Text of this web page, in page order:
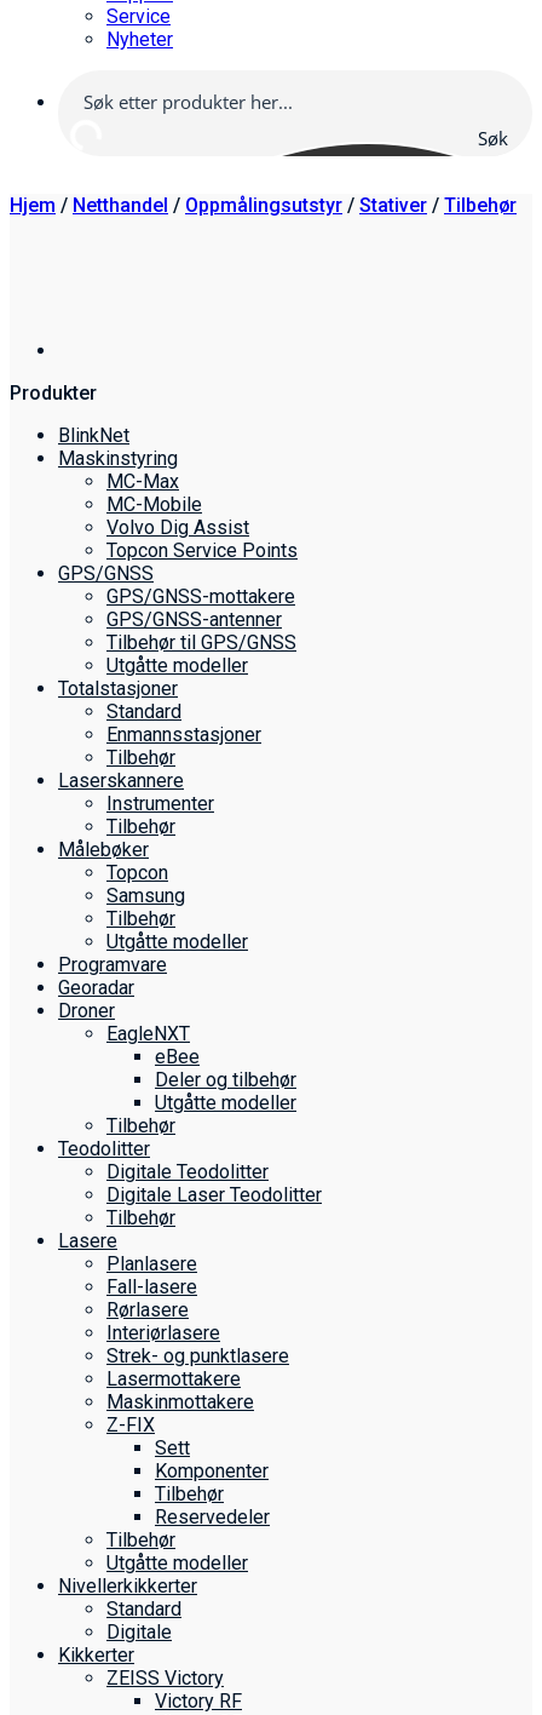
Service
Nyheter
Søk
Hjem / Netthandel / Oppmålings­utstyr / Stativer / Tilbehør
Produkter
BlinkNet
Maskinstyring
MC-Max
MC-Mobile
Volvo Dig Assist
Topcon Service Points
GPS/GNSS
GPS/GNSS-mottakere
GPS/GNSS-antenner
Tilbehør til GPS/GNSS
Utgåtte modeller
Totalstasjoner
Standard
Enmannsstasjoner
Tilbehør
Laserskannere
Instrumenter
Tilbehør
Målebøker
Topcon
Samsung
Tilbehør
Utgåtte modeller
Programvare
Georadar
Droner
EagleNXT
eBee
Deler og tilbehør
Utgåtte modeller
Tilbehør
Teodolitter
Digitale Teodolitter
Digitale Laser Teodolitter
Tilbehør
Lasere
Planlasere
Fall-lasere
Rørlasere
Interiør­lasere
Strek- og punktlasere
Laser­mottakere
Maskin­mottakere
Z-FIX
Sett
Komponenter
Tilbehør
Reservedeler
Tilbehør
Utgåtte modeller
Nivellerkikkerter
Standard
Digitale
Kikkerter
ZEISS Victory
Victory RF